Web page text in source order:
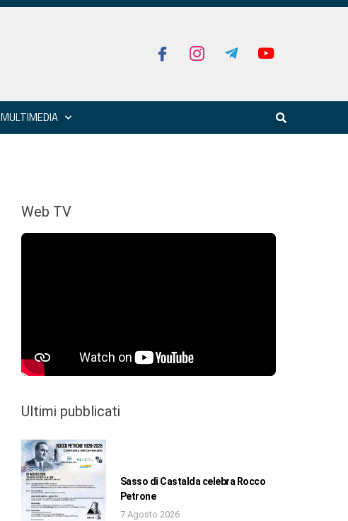
MULTIMEDIA
Web TV
Ultimi pubblicati
Sasso di Castalda celebra Rocco
Petrone
7 Agosto 2026